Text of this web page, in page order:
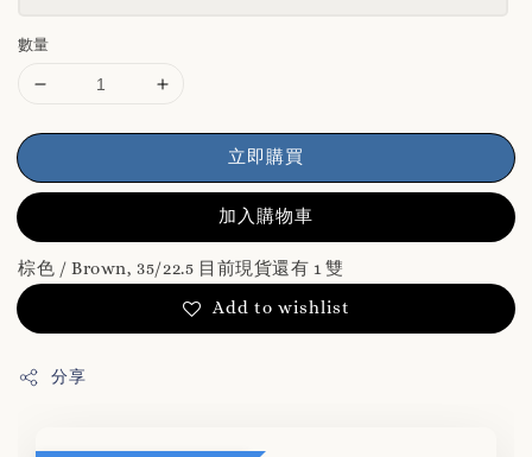
數量
立即購買
加入購物車
棕色 / Brown, 35/22.5 目前現貨還有 1 雙
Add to wishlist
分享